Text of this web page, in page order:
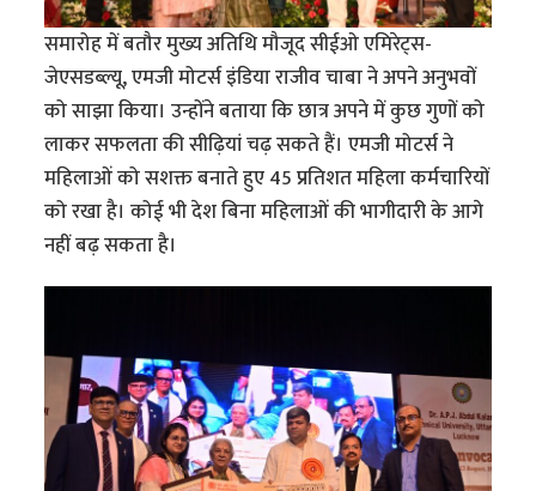
समारोह में बतौर मुख्य अतिथि मौजूद सीईओ एमिरेट्स-
जेएसडब्ल्यू, एमजी मोटर्स इंडिया राजीव चाबा ने अपने अनुभवों
को साझा किया। उन्होंने बताया कि छात्र अपने में कुछ गुणों को
लाकर सफलता की सीढ़ियां चढ़ सकते हैं। एमजी मोटर्स ने
महिलाओं को सशक्त बनाते हुए 45 प्रतिशत महिला कर्मचारियों
को रखा है। कोई भी देश बिना महिलाओं की भागीदारी के आगे
नहीं बढ़ सकता है।